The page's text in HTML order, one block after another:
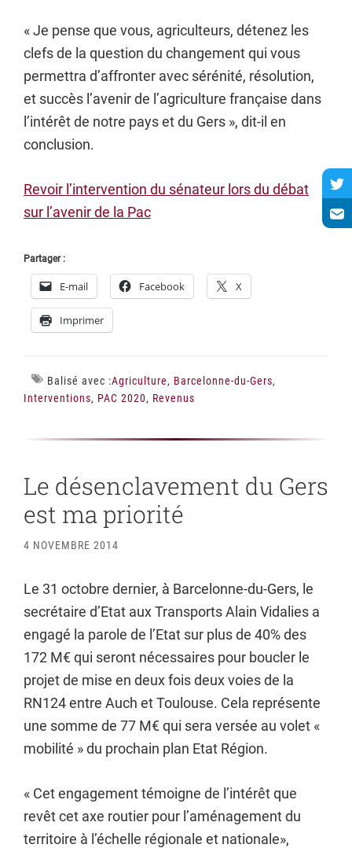
« Je pense que vous, agriculteurs, détenez les
clefs de la question du changement qui vous
permettra d’affronter avec sérénité, résolution,
et succès l’avenir de l’agriculture française dans
l’intérêt de notre pays et du Gers », dit-il en
conclusion.
Revoir l’intervention du sénateur lors du débat
sur l’avenir de la Pac
Partager :
E-mail Facebook X
Imprimer
Balisé avec :Agriculture, Barcelonne-du-Gers,
Interventions, PAC 2020, Revenus
Le désenclavement du Gers
est ma priorité
4 NOVEMBRE 2014
Le 31 octobre dernier, à Barcelonne-du-Gers, le
secrétaire d’Etat aux Transports Alain Vidalies a
engagé la parole de l’Etat sur plus de 40% des
172 M€ qui seront nécessaires pour boucler le
projet de mise en deux fois deux voies de la
RN124 entre Auch et Toulouse. Cela représente
une somme de 77 M€ qui sera versée au volet «
mobilité » du prochain plan Etat Région.
« Cet engagement témoigne de l’intérêt que
revêt cet axe routier pour l’aménagement du
territoire à l’échelle régionale et nationale»,